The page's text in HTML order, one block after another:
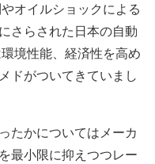
オイルショックによる
さらされた日本の自動
境性能、経済性を高め
ドがついてきていまし
たかについてはメーカ
最小限に抑えつつレー